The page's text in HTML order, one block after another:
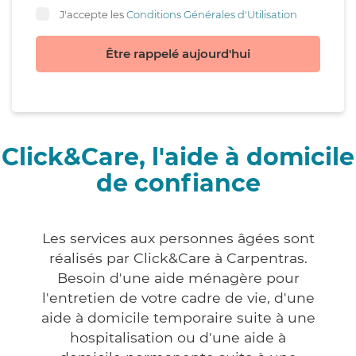
J'accepte lesConditions Générales d'Utilisation
Être rappelé aujourd'hui
Click&Care, l'aide à domicile
de confiance
Les services aux personnes âgées sont
réalisés par Click&Care à Carpentras.
Besoin d'une aide ménagère pour
l'entretien de votre cadre de vie, d'une
aide à domicile temporaire suite à une
hospitalisation ou d'une aide à